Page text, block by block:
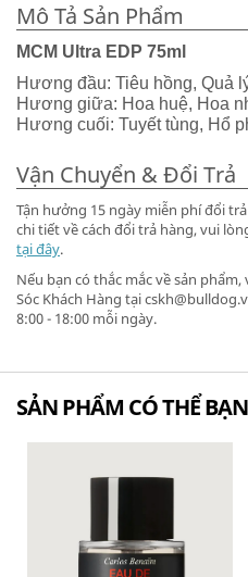
Mô Tả Sản Phẩm
MCM Ultra EDP 75ml
Hương đầu: Tiêu hồng, Quả
Hương giữa: Hoa huệ, Hoa
Hương cuối: Tuyết tùng, Hổ
Vận Chuyển & Đổi Trả
Tận hưởng 15 ngày miễn phí đổi
chi tiết về cách đổi trả hàng, vui
tại đây.
Nếu bạn có thắc mắc về sản
Sóc Khách Hàng tại
8:00 - 18:00 mỗi ngày.
SẢN PHẨM CÓ THỂ